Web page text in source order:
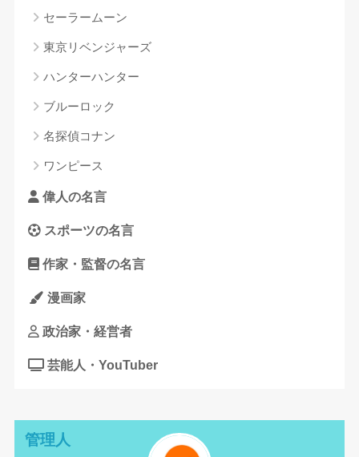
セーラームーン
東京リベンジャーズ
ハンターハンター
ブルーロック
名探偵コナン
ワンピース
偉人の名言
スポーツの名言
作家・監督の名言
漫画家
政治家・経営者
芸能人・YouTuber
管理人